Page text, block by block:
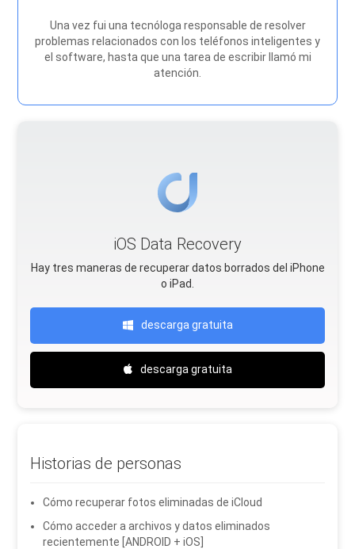
Una vez fui una tecnóloga responsable de resolver
problemas relacionados con los teléfonos inteligentes y
el software, hasta que una tarea de escribir llamó mi
atención.
iOS Data Recovery
Hay tres maneras de recuperar datos borrados del iPhone
o iPad.
descarga gratuita
descarga gratuita
Historias de personas
Cómo recuperar fotos eliminadas de iCloud
Cómo acceder a archivos y datos eliminados
recientemente [ANDROID + iOS]